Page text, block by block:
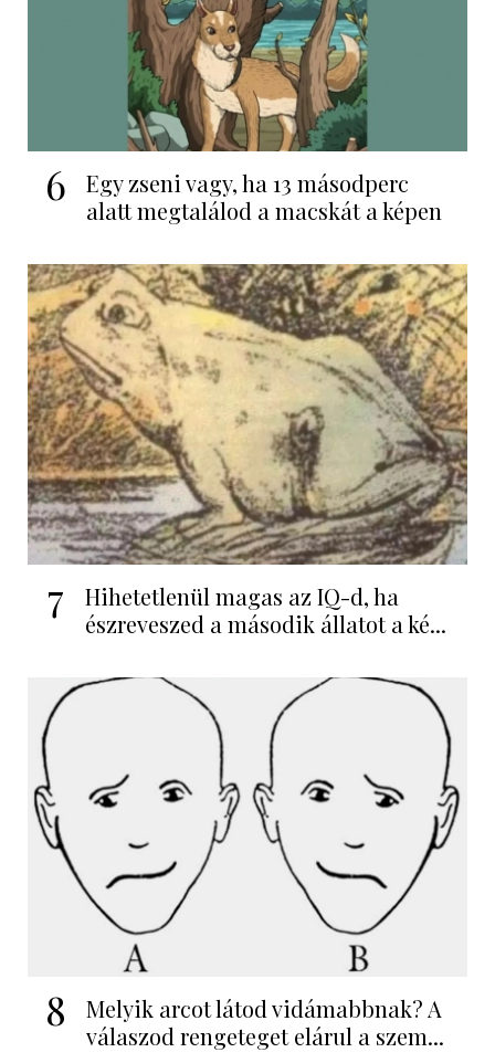
6
Egy zseni vagy, ha 13 másodperc
alatt megtalálod a macskát a képen
7
Hihetetlenül magas az IQ-d, ha
észreveszed a második állatot a ké...
8
Melyik arcot látod vidámabbnak? A
válaszod rengeteget elárul a szem...